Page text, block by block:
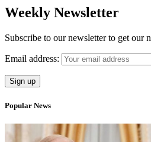
Weekly Newsletter
Subscribe to our newsletter to get our
Email address:
Popular News